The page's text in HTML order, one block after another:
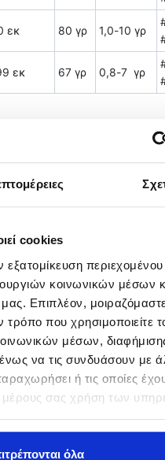
cookies
περιεχομένου
κοινωνικών μέσων
Επιπλέον,
που χρησιμοποιείτε
μέσων,
να τις συνδυάσουν με
ή τις οποίες
μέρους σας χρήση των
όλα
εκ 80 γρ 1,0-10 γρ
εκ 67 γρ 0,8-7 γρ
ENGINEERING Cross
€
In Stock